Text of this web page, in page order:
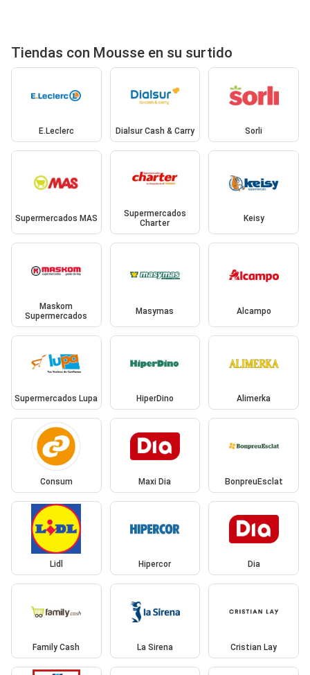
Tiendas con Mousse en su surtido
E.Leclerc Dialsur Cash & Carry Sorli
Supermercados MAS
Supermercados
Charter
Keisy
Maskom
Supermercados
Masymas Alcampo
Supermercados Lupa HiperDino Alimerka
Consum Maxi Dia BonpreuEsclat
Lidl Hipercor Dia
Family Cash La Sirena Cristian Lay